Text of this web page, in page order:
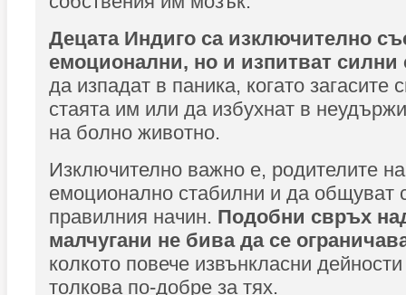
Децата Индиго са изключително
емоционални, но и изпитват силни
да изпадат в паника, когато загасите
стаята им или да избухнат в
на болно животно.
Изключително важно е, родителите
емоционално стабилни и да общуват
правилния начин. Подобни свръх
малчугани не бива да се
колкото повече извънкласни
толкова по-добре за тях.